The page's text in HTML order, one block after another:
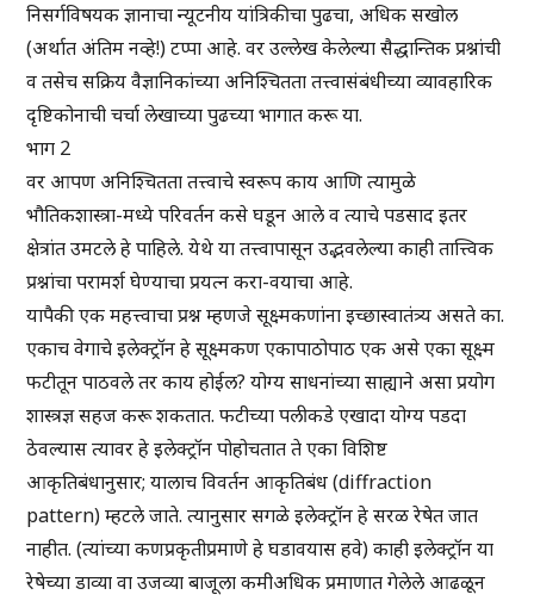
निसर्गविषयक ज्ञानाचा न्यूटनीय यांत्रिकीचा पुढचा, अधिक सखोल
(अर्थात अंतिम नव्हे!) टप्पा आहे. वर उल्लेख केलेल्या सैद्धान्तिक प्रश्नांची
व तसेच सक्रिय वैज्ञानिकांच्या अनिश्चितता तत्त्वासंबंधीच्या व्यावहारिक
दृष्टिकोनाची चर्चा लेखाच्या पुढच्या भागात करू या.
भाग 2
वर आपण अनिश्चितता तत्त्वाचे स्वरूप काय आणि त्यामुळे
भौतिकशास्त्रा-मध्ये परिवर्तन कसे घडून आले व त्याचे पडसाद इतर
क्षेत्रांत उमटले हे पाहिले. येथे या तत्त्वापासून उद्भवलेल्या काही तात्त्विक
प्रश्नांचा परामर्श घेण्याचा प्रयत्न करा-वयाचा आहे.
यापैकी एक महत्त्वाचा प्रश्न म्हणजे सूक्ष्मकणांना इच्छास्वातंत्र्य असते का.
एकाच वेगाचे इलेक्ट्रॉन हे सूक्ष्मकण एकापाठोपाठ एक असे एका सूक्ष्म
फटीतून पाठवले तर काय होईल? योग्य साधनांच्या साह्याने असा प्रयोग
शास्त्रज्ञ सहज करू शकतात. फटीच्या पलीकडे एखादा योग्य पडदा
ठेवल्यास त्यावर हे इलेक्ट्रॉन पोहोचतात ते एका विशिष्ट
आकृतिबंधानुसार; यालाच विवर्तन आकृतिबंध (diffraction
pattern) म्हटले जाते. त्यानुसार सगळे इलेक्ट्रॉन हे सरळ रेषेत जात
नाहीत. (त्यांच्या कणप्रकृतीप्रमाणे हे घडावयास हवे) काही इलेक्ट्रॉन या
रेषेच्या डाव्या वा उजव्या बाजूला कमीअधिक प्रमाणात गेलेले आढळून